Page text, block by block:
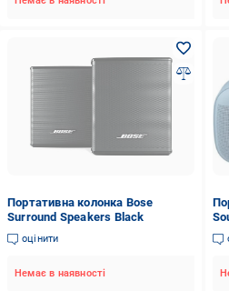
Портативна колонка Bose
Surround Speakers Black
оцінити
Немає в наявності